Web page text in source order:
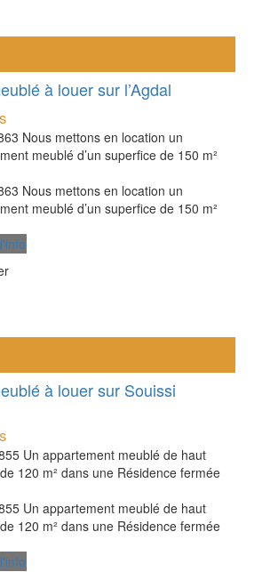
à louer sur l’Agdal
Nous mettons en location un
meublé d’un superfice de 150 m²
Nous mettons en location un
meublé d’un superfice de 150 m²
à louer sur Souissi
Un appartement meublé de haut
120 m² dans une Résidence fermée
Un appartement meublé de haut
120 m² dans une Résidence fermée